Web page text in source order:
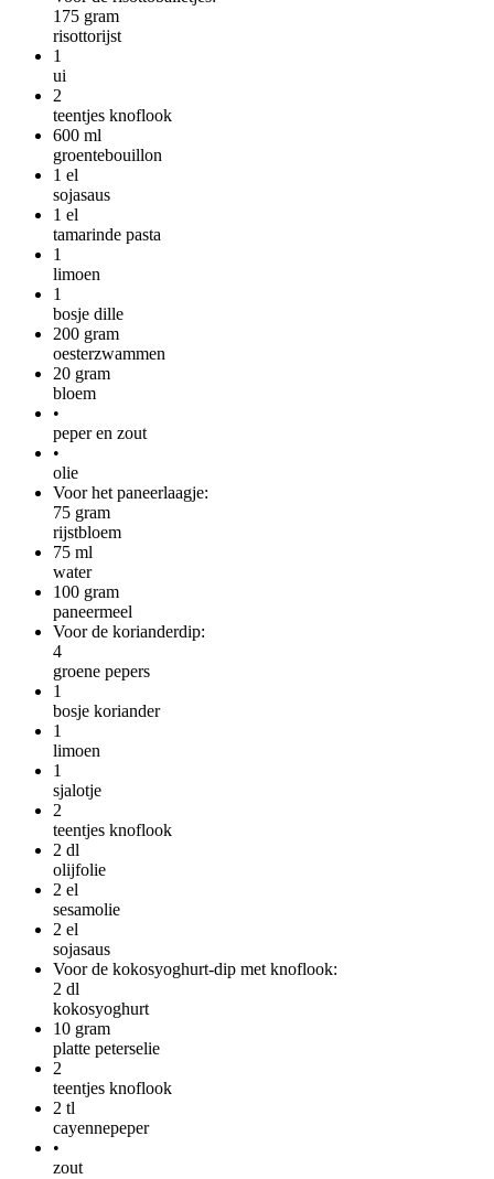
175 gram
risottorijst
1
ui
2
teentjes knoflook
600 ml
groentebouillon
1 el
sojasaus
1 el
tamarinde pasta
1
limoen
1
bosje dille
200 gram
oesterzwammen
20 gram
bloem
•
peper en zout
•
olie
Voor het paneerlaagje:
75 gram
rijstbloem
75 ml
water
100 gram
paneermeel
Voor de korianderdip:
4
groene pepers
1
bosje koriander
1
limoen
1
sjalotje
2
teentjes knoflook
2 dl
olijfolie
2 el
sesamolie
2 el
sojasaus
Voor de kokosyoghurt-dip met knoflook:
2 dl
kokosyoghurt
10 gram
platte peterselie
2
teentjes knoflook
2 tl
cayennepeper
•
zout